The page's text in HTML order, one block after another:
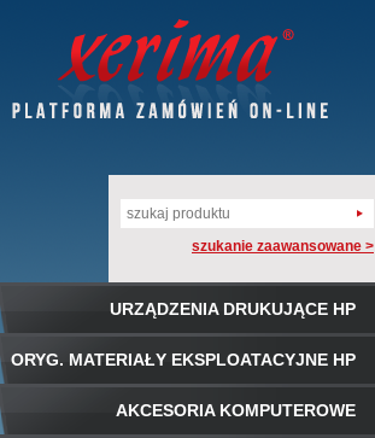
szukanie zaawansowane >
URZĄDZENIA DRUKUJĄCE HP
ORYG. MATERIAŁY EKSPLOATACYJNE HP
AKCESORIA KOMPUTEROWE